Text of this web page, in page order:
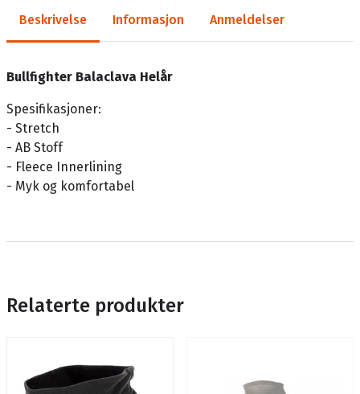
Beskrivelse Informasjon Anmeldelser
Bullfighter Balaclava Helår
Spesifikasjoner:
- Stretch
- AB Stoff
- Fleece Innerlining
- Myk og komfortabel
Relaterte produkter